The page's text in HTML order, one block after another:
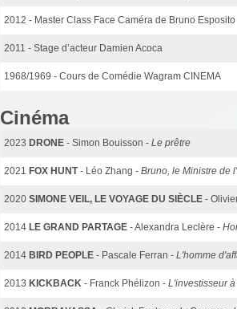
2012 - Master Class Face Caméra de Bruno
2011 - Stage d’acteur Damien Acoca
1968/1969 - Cours de Comédie Wagram CINEMA
Cinéma
2023 DRONE - Simon Bouisson - Le prêtre
2021 FOX HUNT - Léo Zhang - Bruno, le Ministre de
2020 SIMONE VEIL, LE VOYAGE DU SIÈCLE -
2014 LE GRAND PARTAGE - Alexandra Leclère -
2014 BIRD PEOPLE - Pascale Ferran - L'homme
2013 KICKBACK - Franck Phélizon - L'investisseur